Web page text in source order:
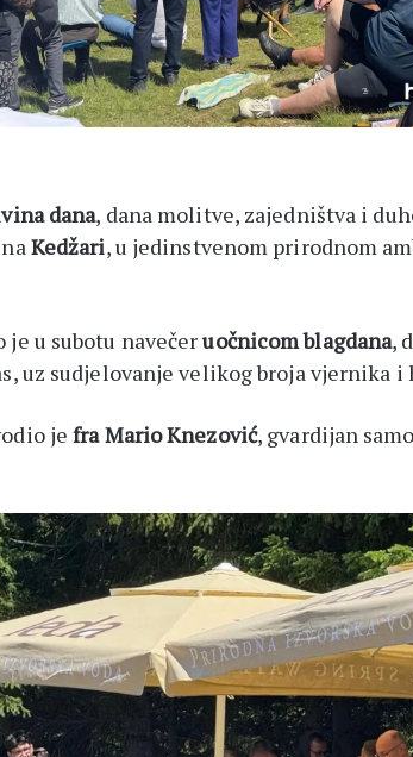
dana, dana molitve, zajedništva i
Kedžari, u jedinstvenom prirodnom
je u subotu navečeruočnicom blagdana,
uz sudjelovanje velikog broja vjernika i
jefra Mario Knezović, gvardijan